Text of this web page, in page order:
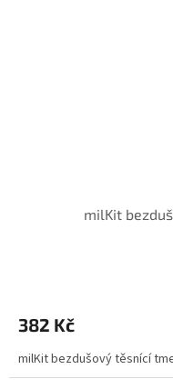
milKit
382 Kč
milKit bezdušový těsnící